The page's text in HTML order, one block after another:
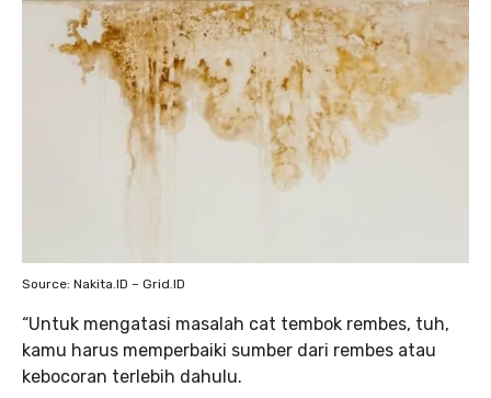
Source: Nakita.ID – Grid.ID
“Untuk mengatasi masalah cat tembok rembes, tuh,
kamu harus memperbaiki sumber dari rembes atau
kebocoran terlebih dahulu.